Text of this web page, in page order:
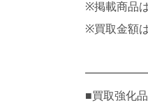
※掲載商品
※買取金額
■買取強化品